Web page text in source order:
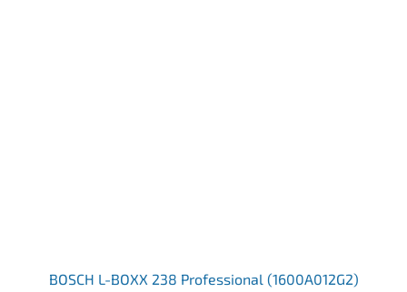
BOSCH L-BOXX 238 Professional (1600A012G2)